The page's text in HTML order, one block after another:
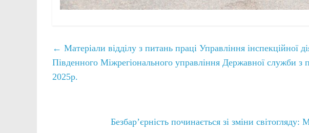
← Матеріали відділу з питань праці Управління інспекційної
Південного Міжрегіонального управління Державної служби з
2025р.
Безбар’єрність починається зі зміни